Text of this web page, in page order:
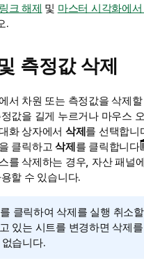
크 해제 및 마스터 시각화에
.
측정값 삭제
서 차원 또는 측정값을 삭제
값을 길게 누르거나 마우스
화 상자에서 삭제를 선택합니
클릭하고 삭제를 클릭합니다
를 삭제하는 경우, 자산 패널
할 수 있습니다.
를 클릭하여 삭제를 실행 취소
있는 시트를 변경하면 삭제
없습니다.